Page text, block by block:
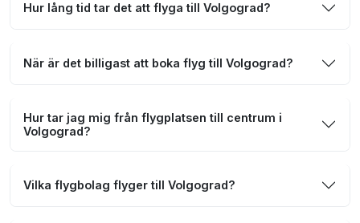
Hur lång tid tar det att flyga till Volgograd?
När är det billigast att boka flyg till Volgograd?
Hur tar jag mig från flygplatsen till centrum i
Volgograd?
Vilka flygbolag flyger till Volgograd?